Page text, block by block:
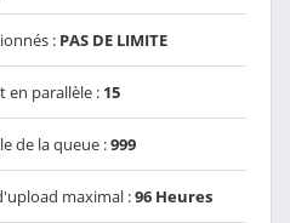
: PAS DE LIMITE
en parallèle : 15
de la queue :999
maximal :96 Heures